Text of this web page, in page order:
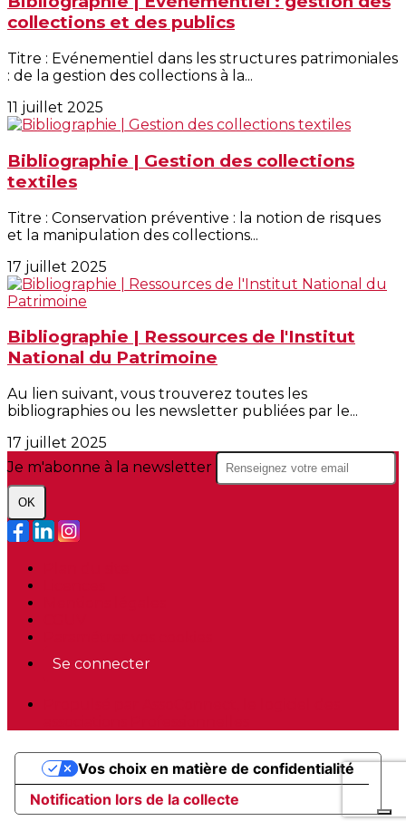
collections et des publics
Titre : Evénementiel dans les structures patrimoniales
: de la gestion des collections à la...
11 juillet 2025
Bibliographie | Gestion des collections
textiles
Titre : Conservation préventive : la notion de risques
et la manipulation des collections...
17 juillet 2025
Bibliographie | Ressources de l'Institut
National du Patrimoine
Au lien suivant, vous trouverez toutes les
bibliographies ou les newsletter publiées par le...
17 juillet 2025
Je m'abonne à la newsletter
OK
Se connecter
Notification lors de la collecte
Vos choix en matière de confidentialité